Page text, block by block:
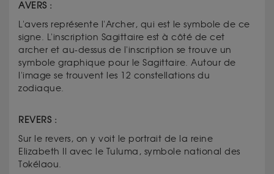
AVERS :
L'avers représente l'Archer, qui est le symbole de ce
signe. L'inscription Sagittaire est à côté de cet
archer et au-dessus de l'inscription se trouve un
symbole graphique pour le Sagittaire. Autour de
l'image se trouvent les 12 constellations du
zodiaque.
REVERS :
Sur le revers, on y voit le portrait de la reine
Elizabeth II avec le Tuluma, symbole national des
Tokélaou.